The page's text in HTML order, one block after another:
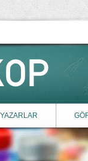
YAZARLAR